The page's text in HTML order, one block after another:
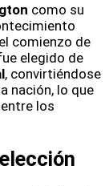
como su
comienzo de
elegido de
, convirtiéndose
nación, lo que
los